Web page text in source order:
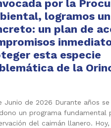
por la
logramos
un plan de
esta especie
de la
Junio de 2026 Durante años
un programa fundamental
del caimán llanero.